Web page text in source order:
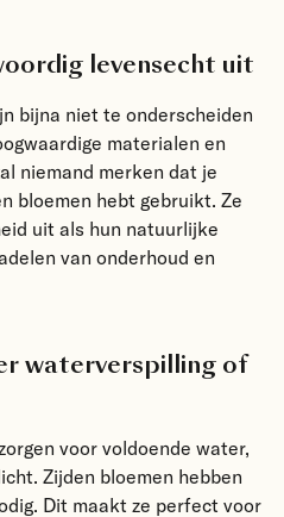
levensecht uit
bijna niet te onderscheiden
materialen en
niemand merken dat je
bloemen hebt gebruikt. Ze
uit als hun natuurlijke
van onderhoud en
waterverspilling of
voor voldoende water,
Zijden bloemen hebben
Dit maakt ze perfect voor